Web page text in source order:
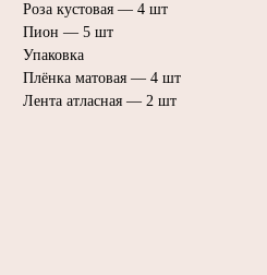
Роза кустовая — 4 шт
Пион — 5 шт
Упаковка
Плёнка матовая — 4 шт
Лента атласная — 2 шт